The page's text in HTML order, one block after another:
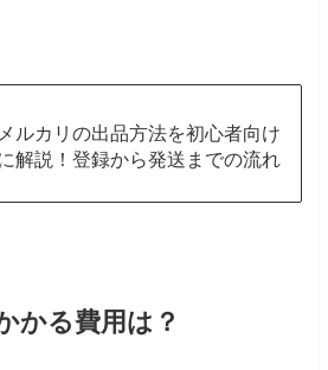
メルカリの出品方法を初心者向け
解説！登録から発送までの流れ
かる費用は？